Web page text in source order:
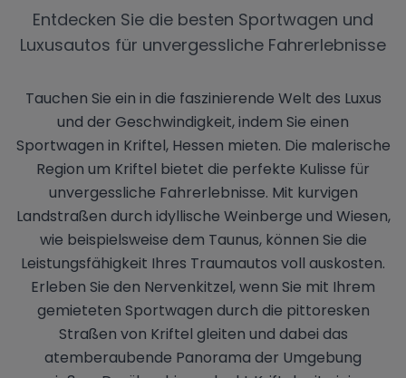
Entdecken Sie die besten Sportwagen und
Luxusautos für unvergessliche Fahrerlebnisse
Tauchen Sie ein in die faszinierende Welt des Luxus
und der Geschwindigkeit, indem Sie einen
Sportwagen in Kriftel, Hessen mieten. Die malerische
Region um Kriftel bietet die perfekte Kulisse für
unvergessliche Fahrerlebnisse. Mit kurvigen
Landstraßen durch idyllische Weinberge und Wiesen,
wie beispielsweise dem Taunus, können Sie die
Leistungsfähigkeit Ihres Traumautos voll auskosten.
Erleben Sie den Nervenkitzel, wenn Sie mit Ihrem
gemieteten Sportwagen durch die pittoresken
Straßen von Kriftel gleiten und dabei das
atemberaubende Panorama der Umgebung